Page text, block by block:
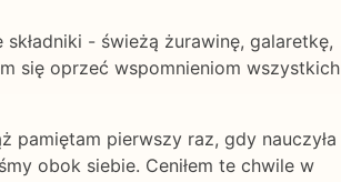
- świeżą żurawinę, galaretkę,
się oprzeć wspomnieniom wszystkich
pamiętam pierwszy raz, gdy nauczyła
obok siebie. Ceniłem te chwile w